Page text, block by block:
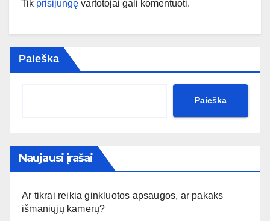
Tik prisijungę vartotojai gali komentuoti.
Paieška
Paieška
Naujausi įrašai
Ar tikrai reikia ginkluotos apsaugos, ar pakaks
išmaniųjų kamerų?